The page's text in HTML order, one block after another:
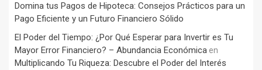
Domina tus Pagos de Hipoteca: Consejos Prácticos para un
Pago Eficiente y un Futuro Financiero Sólido
El Poder del Tiempo: ¿Por Qué Esperar para Invertir es Tu
Mayor Error Financiero? – Abundancia Económica en
Multiplicando Tu Riqueza: Descubre el Poder del Interés